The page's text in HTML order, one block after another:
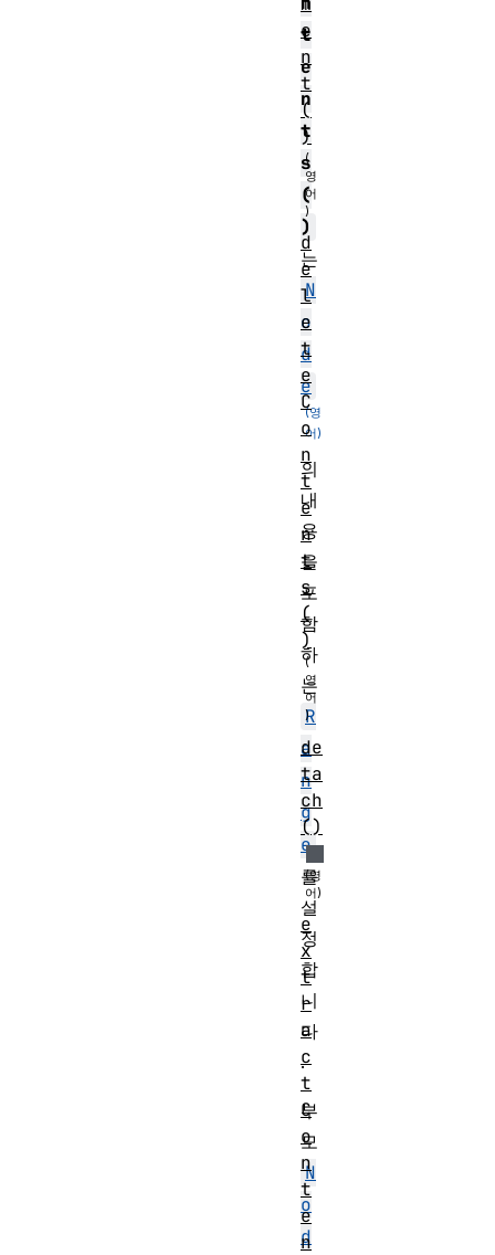
t
e
n
t
s
(
)
는
N
o
d
e
의
내
용
을
포
함
하
는
R
a
n
g
e
를
설
정
합
니
다
.
부
모
N
o
d
e
n
t
(
)
d
e
l
e
t
e
C
o
n
t
e
n
t
s
(
)
de
ta
ch
()
e
x
t
r
a
c
t
C
o
n
t
e
n